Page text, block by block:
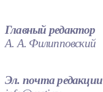
Главный редактор
А. А. Филипповский
Эл. почта редакции